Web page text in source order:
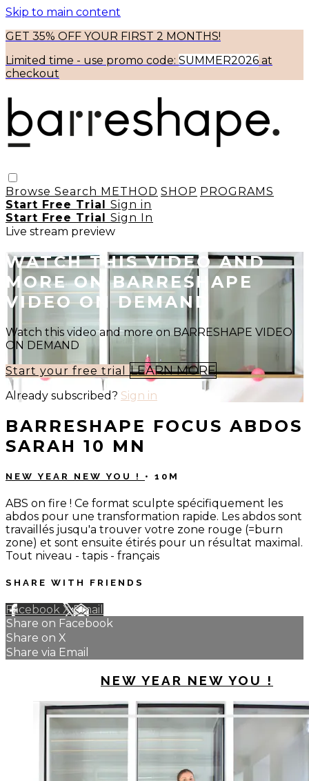
Skip to main content
GET 35% OFF YOUR FIRST 2 MONTHS!
Limited time - use promo code: SUMMER2026 at
checkout
Browse Search METHOD SHOP PROGRAMS
Start Free Trial Sign in
Start Free Trial Sign In
Live stream preview
WATCH THIS VIDEO AND
MORE ON BARRESHAPE
VIDEO ON DEMAND
Watch this video and more on BARRESHAPE VIDEO
ON DEMAND
Start your free trial LEARN MORE
Already subscribed? Sign in
BARRESHAPE FOCUS ABDOS
SARAH 10 MN
NEW YEAR NEW YOU ! • 10M
ABS on fire ! Ce format sculpte spécifiquement les
abdos pour une transformation rapide. Les abdos sont
travaillés jusqu'a trouver votre zone rouge (=burn
zone) et sont ensuite étirés pour un résultat maximal.
Tout niveau - tapis - français
SHARE WITH FRIENDS
Facebook XEmail
Share on Facebook
Share on X
Share via Email
NEW YEAR NEW YOU !